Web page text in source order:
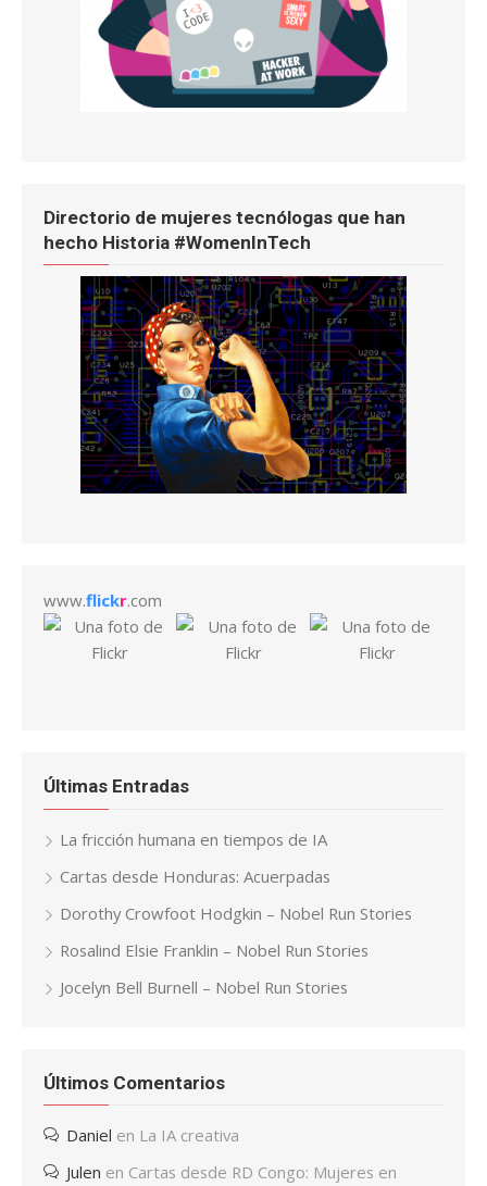
Directorio de mujeres tecnólogas que han
hecho Historia #WomenInTech
www.flickr.com
Últimas Entradas
La fricción humana en tiempos de IA
Cartas desde Honduras: Acuerpadas
Dorothy Crowfoot Hodgkin – Nobel Run Stories
Rosalind Elsie Franklin – Nobel Run Stories
Jocelyn Bell Burnell – Nobel Run Stories
Últimos Comentarios
Daniel en La IA creativa
Julen en Cartas desde RD Congo: Mujeres en